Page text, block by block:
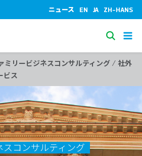
ニュース EN JA ZH-HANS
S
e
a
h
ミリービジネスコンサルティング / 社外
ビス
コンサルティング